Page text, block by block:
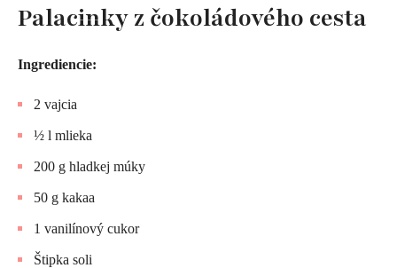
Palacinky z čokoládového cesta
Ingrediencie:
2 vajcia
½ l mlieka
200 g hladkej múky
50 g kakaa
1 vanilínový cukor
Štipka soli